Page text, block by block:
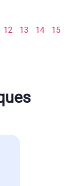
12 13 14
15